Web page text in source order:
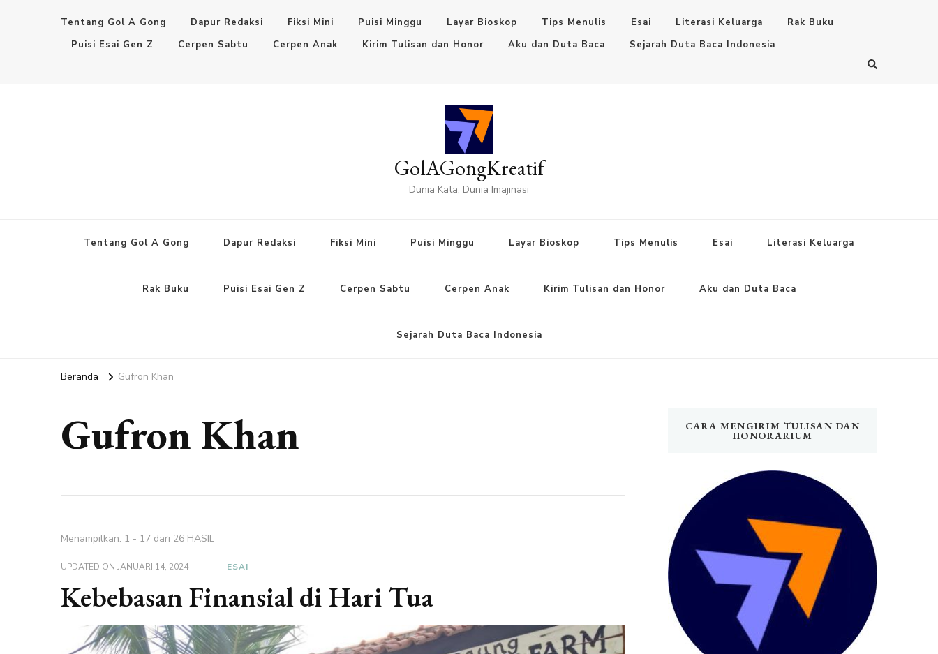
Tentang Gol A Gong Dapur Redaksi Fiksi Mini Puisi Minggu Layar Bioskop Tips Menulis Esai Literasi Keluarga
Rak Buku
Puisi Esai Gen Z
Cerpen Sabtu Cerpen Anak Kirim Tulisan dan Honor Aku dan Duta Baca Sejarah Duta Baca Indonesia
GolAGongKreatif
Dunia Kata, Dunia Imajinasi
Tentang Gol A Gong Dapur Redaksi Fiksi Mini Puisi Minggu Layar Bioskop Tips Menulis Esai Literasi Keluarga
Rak Buku Puisi Esai Gen Z Cerpen Sabtu Cerpen Anak Kirim Tulisan dan Honor Aku dan Duta Baca
Sejarah Duta Baca Indonesia
Beranda Gufron Khan
Gufron Khan
Menampilkan: 1 - 17 dari 26 HASIL
UPDATED ONJANUARI 14, 2024 ESAI
Kebebasan Finansial di Hari Tua
CARA MENGIRIM TULISAN DAN
HONORARIUM